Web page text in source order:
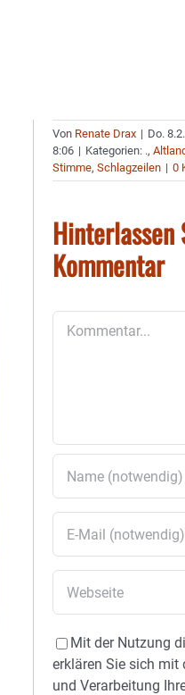
Von Renate Drax | Do.
8:06 | Kategorien: .,
Stimme,Schlagzeilen | 0
Hinterlassen
Kommentar
Mit der Nutzung
erklären Sie sich mit
und Verarbeitung